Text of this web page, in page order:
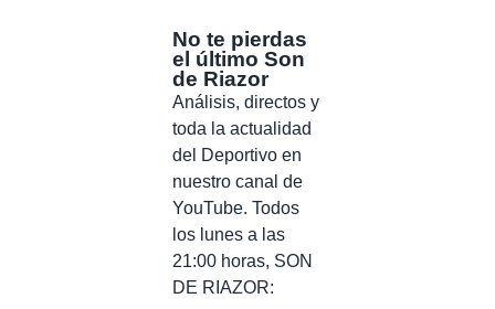
No te pierdas
el último Son
de Riazor
Análisis, directos y
toda la actualidad
del Deportivo en
nuestro canal de
YouTube. Todos
los lunes a las
21:00 horas, SON
DE RIAZOR: